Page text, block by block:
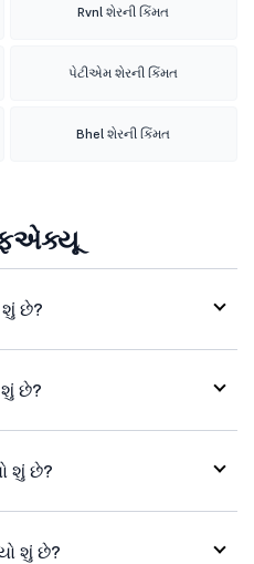
Rvnl શેરની કિંમત
પેટીએમ શેરની કિંમત
Bhel શેરની કિંમત
શું છે?
શું છે?
શું છે?
શું છે?